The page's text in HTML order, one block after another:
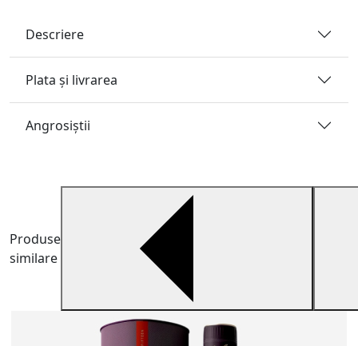
Descriere
Plata și livrarea
Angrosiştii
Produse
similare